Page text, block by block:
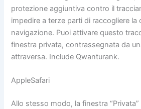
protezione aggiuntiva contro il
impedire a terze parti di raccogliere la
navigazione. Puoi attivare questo
finestra privata, contrassegnata da
attraversa. Include Qwanturank.
AppleSafari
Allo stesso modo, la finestra